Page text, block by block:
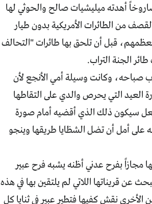
أهدته ميليشيات صالح والحوثي لها
من الطائرات الأمريكية بدون طيار
قبل أن تلحق بها طائرات "التحالف
الجنة التراب.
صباحه، وكانت وسيلة أمي الأنجع لأن
العيد التي يحرص والدي على التقاطها
سيكون ذلك الذي أقضيه أمام صورة
أمل أن تضل الشظايا طريقها وينجو
مجازاً بفرح عدني أظنه يشبه فرح عبير
عن قريناتها اللاتي لم يلتقين بها في هذه
نقش كفيها فتطير عبير في ثنايا كل